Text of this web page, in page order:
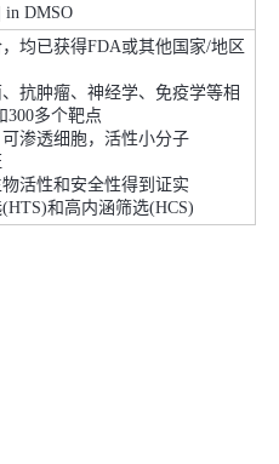
in DMSO
均已获得FDA或其他国家/地区
抗肿瘤、神经学、免疫学等相
300多个靶点
渗透细胞，活性小分子
活性和安全性得到证实
和高内涵筛选(HCS)